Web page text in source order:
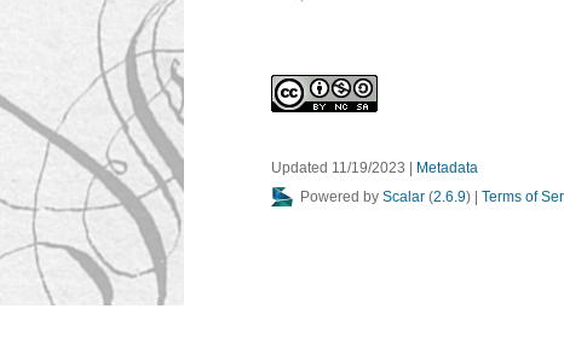
Updated 11/19/2023
Metadata
Powered by Scalar (2.6.9) | Terms of